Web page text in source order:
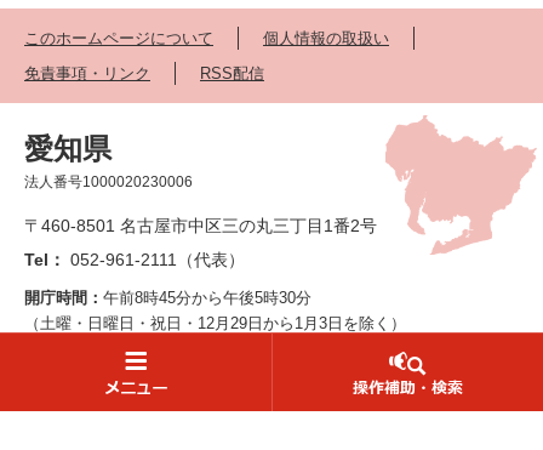
読み上げ・ふりがな
このホームページについて
個人情報の取扱い
免責事項・リンク
RSS配信
愛知県
法人番号1000020230006
〒460-8501 名古屋市中区三の丸三丁目1番2号
Tel： 052-961-2111（代表）
開庁時間： 午前8時45分から午後5時30分
（土曜・日曜日・祝日・12月29日から1月3日を除く）
※開庁時間の異なる組織、施設があります。
県機関への連絡先一覧